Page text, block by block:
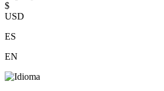
$
USD
ES
EN